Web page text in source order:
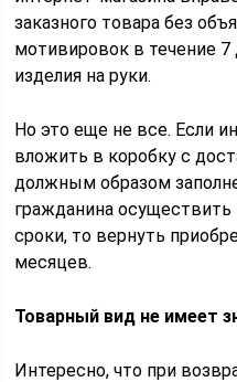
заказного товара без
мотивировок в течение
изделия на руки.
Но это еще не все. Если
вложить в коробку с
должным образом
гражданина
сроки, то вернуть
месяцев.
Товарный вид не имеет
Интересно, что при